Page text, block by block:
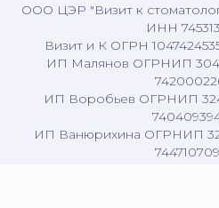
ООО ЦЭР "Визит к
ИНН
Визит и К ОГРН
ИП Малянов ОГРНИП
ИП Воробьев ОГРНИП
ИП Ванюрихина ОГРНИП